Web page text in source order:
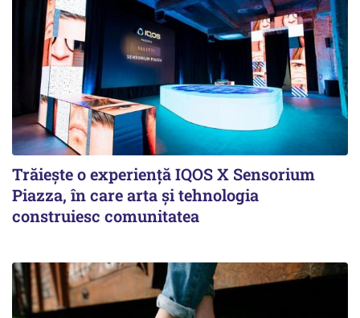
Trăiește o experiență IQOS X Sensorium
Piazza, în care arta și tehnologia
construiesc comunitatea